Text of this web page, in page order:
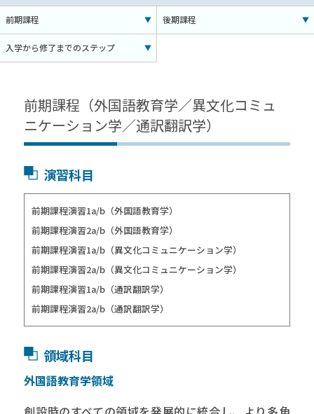
前期課程 後期課程
入学から修了までのステップ
前期課程（外国語教育学／異文化コミュ
ニケーション学／通訳翻訳学）
演習科目
前期課程演習1a/b（外国語教育学）
前期課程演習2a/b（外国語教育学）
前期課程演習1a/b（異文化コミュニケーション学）
前期課程演習2a/b（異文化コミュニケーション学）
前期課程演習1a/b（通訳翻訳学）
前期課程演習2a/b（通訳翻訳学）
領域科目
外国語教育学領域